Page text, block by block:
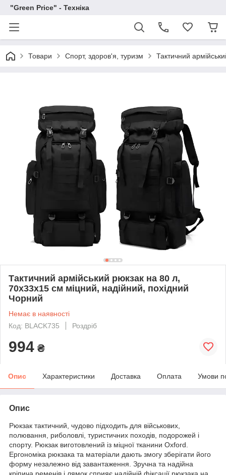
"Green Price" - Техніка
Товари Спорт, здоров'я, туризм Тактичний
Тактичний армійський рюкзак на 80 л,
70x33x15 см міцний, надійний, похідний
Чорний
Немає в наявності
Код: BLACK735
Роздріб
994 ₴
Опис Характеристики Доставка Оплата Умови
Опис
Рюкзак тактичний, чудово підходить для військових,
полювання, риболовлі, туристичних походів, подорожей і
спорту. Рюкзак виготовлений із міцної тканини Oxford.
Ергономіка рюкзака та матеріали дають змогу зберігати його
форму незалежно від завантаження. Зручна та надійна
кріпича ременів і лямок сприяє надійній фіксації рюкзака на